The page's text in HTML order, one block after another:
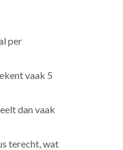
per
vaak 5
dan vaak
terecht, wat